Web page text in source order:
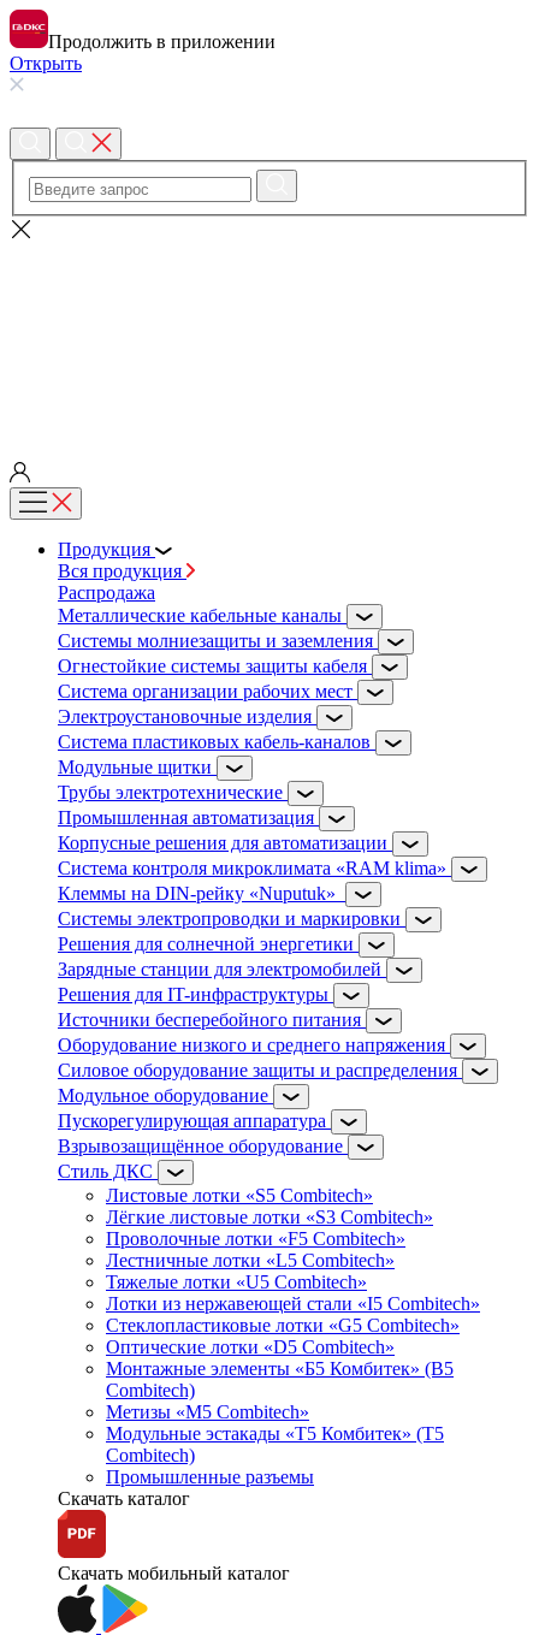
Продолжить в приложении
Открыть
Продукция
Вся продукция
Распродажа
Металлические кабельные каналы
Системы молниезащиты и заземления
Огнестойкие системы защиты кабеля
Система организации рабочих мест
Электроустановочные изделия
Система пластиковых кабель-каналов
Модульные щитки
Трубы электротехнические
Промышленная автоматизация
Корпусные решения для автоматизации
Система контроля микроклимата «RAM klima»
Клеммы на DIN-рейку «Nuputuk»
Системы электропроводки и маркировки
Решения для солнечной энергетики
Зарядные станции для электромобилей
Решения для IT-инфраструктуры
Источники бесперебойного питания
Оборудование низкого и среднего напряжения
Силовое оборудование защиты и распределения
Модульное оборудование
Пускорегулирующая аппаратура
Взрывозащищённое оборудование
Стиль ДКС
Листовые лотки «S5 Combitech»
Лёгкие листовые лотки «S3 Combitech»
Проволочные лотки «F5 Combitech»
Лестничные лотки «L5 Combitech»
Тяжелые лотки «U5 Combitech»
Лотки из нержавеющей стали «I5 Combitech»
Стеклопластиковые лотки «G5 Combitech»
Оптические лотки «D5 Combitech»
Монтажные элементы «Б5 Комбитек» (B5
Combitech)
Метизы «M5 Combitech»
Модульные эстакады «Т5 Комбитек» (T5
Combitech)
Промышленные разъемы
Скачать каталог
Скачать мобильный каталог